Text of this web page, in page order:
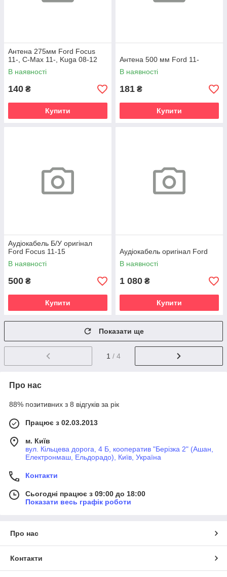
Антена 275мм Ford Focus
11-, C-Max 11-, Kuga 08-12
В наявності
140 ₴
Купити
Антена 500 мм Ford 11-
В наявності
181 ₴
Купити
Аудіокабель Б/У оригінал
Ford Focus 11-15
В наявності
500 ₴
Купити
Аудіокабель оригінал Ford
В наявності
1 080 ₴
Купити
Показати ще
1 / 4
Про нас
88% позитивних з 8 відгуків за рік
Працює з 02.03.2013
м. Київ
вул. Кільцева дорога, 4 Б, кооператив "Берізка 2" (Ашан,
Електронмаш, Ельдорадо), Київ, Україна
Контакти
Сьогодні працює з 09:00 до 18:00
Показати весь графік роботи
Про нас
Контакти